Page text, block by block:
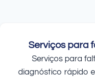
Serviços para
Serviços para
diagnóstico rápido